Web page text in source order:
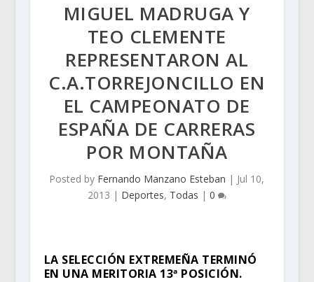
MIGUEL MADRUGA Y
TEO CLEMENTE
REPRESENTARON AL
C.A.TORREJONCILLO EN
EL CAMPEONATO DE
ESPAÑA DE CARRERAS
POR MONTAÑA
Posted by Fernando Manzano Esteban | Jul 10,
2013 | Deportes, Todas | 0
LA SELECCIÓN EXTREMEÑA TERMINÓ
EN UNA MERITORIA 13ª POSICIÓN.